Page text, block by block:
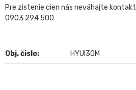
Pre zistenie cien nás neváhajte
0903 294 500
Obj. čislo: HYUI30M